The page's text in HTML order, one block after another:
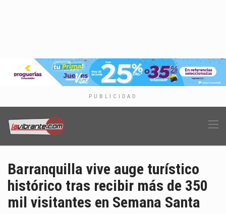
PUBLICIDAD
Barranquilla vive auge turístico
histórico tras recibir más de 350
mil visitantes en Semana Santa